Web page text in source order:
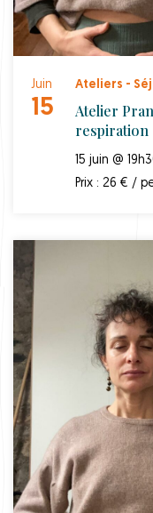
Juin
15
Ateliers -
Atelier
respiration
15 juin @
Prix : 26 € /